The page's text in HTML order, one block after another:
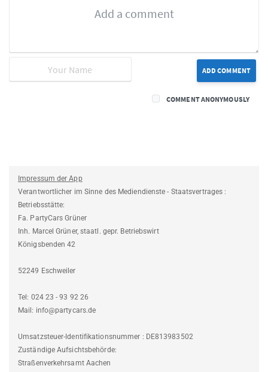
ADD COMMENT
COMMENT ANONYMOUSLY
Impressum der App
Verantwortlicher im Sinne des Mediendienste - Staatsvertrages :
Betriebsstätte:
Fa. PartyCars Grüner
Inh. Marcel Grüner, staatl. gepr. Betriebswirt
Königsbenden 42
52249 Eschweiler
Tel: 024 23 - 93 92 26
Mail: info@partycars.de
Umsatzsteuer-Identifikationsnummer : DE813983502
Zuständige Aufsichtsbehörde:
Straßenverkehrsamt Aachen